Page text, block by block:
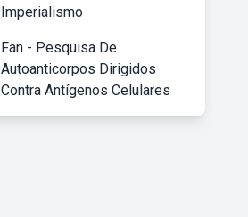
Imperialismo
Fan - Pesquisa De
Autoanticorpos Dirigidos
Contra Antígenos Celulares